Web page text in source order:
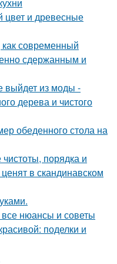
цвет и древесные
как современный
сдержанным и
выйдет из моды -
дерева и чистого
обеденного стола на
порядка и
в скандинавском
нюансы и советы
поделки и